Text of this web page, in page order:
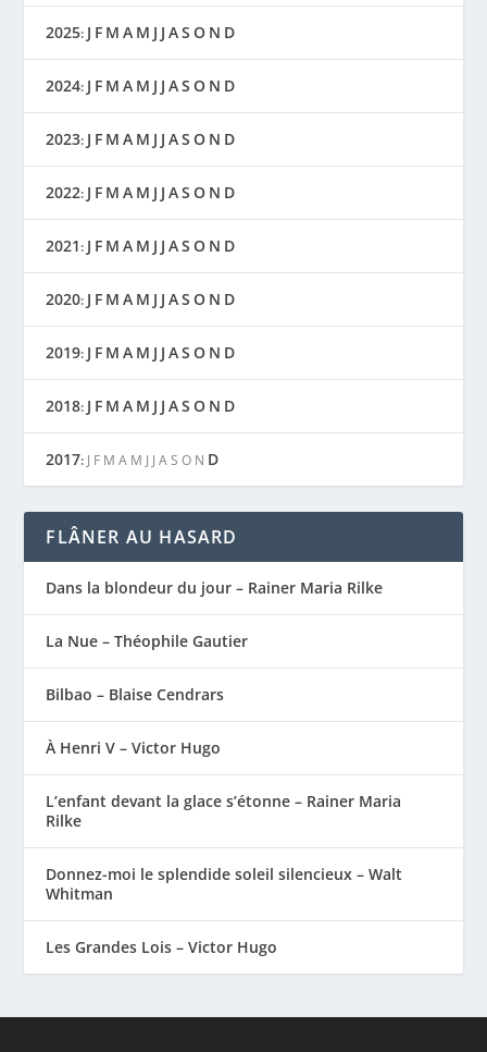
2025: J F M A M J J AS O N D
2024: J F M A M J J AS O N D
2023: J F M A M J J AS O N D
2022: J F M A M J J AS O N D
2021: J F M A M J J AS O N D
2020: J F M A M J J AS O N D
2019: J F M A M J J AS O N D
2018: J F M A M J J AS O N D
2017: J F M A M J J A S O N D
FLÂNER AU HASARD
Dans la blondeur du jour – Rainer Maria Rilke
La Nue – Théophile Gautier
Bilbao – Blaise Cendrars
À Henri V – Victor Hugo
L’enfant devant la glace s’étonne – Rainer Maria
Rilke
Donnez-moi le splendide soleil silencieux – Walt
Whitman
Les Grandes Lois – Victor Hugo